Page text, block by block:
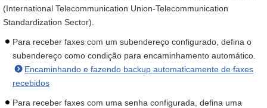
(International Telecommunication Union-Telecommunication
Standardization Sector).
Para receber faxes com um subendereço configurado, defina o
subendereço como condição para encaminhamento automático.
Encaminhando e fazendo backup automaticamente de faxes
recebidos
Para receber faxes com uma senha configurada, defina uma